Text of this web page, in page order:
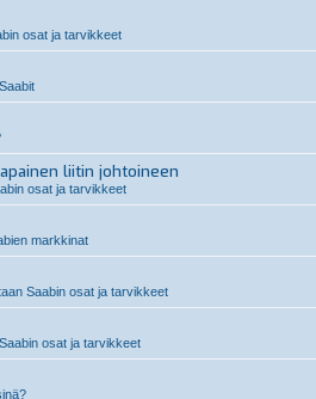
osat ja tarvikkeet
liitin johtoineen
osat ja tarvikkeet
markkinat
Saabin osat ja tarvikkeet
osat ja tarvikkeet